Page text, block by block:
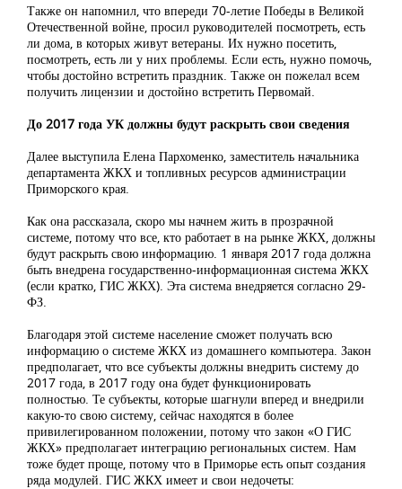
Также он напомнил, что впереди 70-летие Победы в Великой
Отечественной войне, просил руководителей посмотреть, есть
ли дома, в которых живут ветераны. Их нужно посетить,
посмотреть, есть ли у них проблемы. Если есть, нужно помочь,
чтобы достойно встретить праздник. Также он пожелал всем
получить лицензии и достойно встретить Первомай.
До 2017 года УК должны будут раскрыть свои сведения
Далее выступила Елена Пархоменко, заместитель начальника
департамента ЖКХ и топливных ресурсов администрации
Приморского края.
Как она рассказала, скоро мы начнем жить в прозрачной
системе, потому что все, кто работает в на рынке ЖКХ, должны
будут раскрыть свою информацию. 1 января 2017 года должна
быть внедрена государственно-информационная система ЖКХ
(если кратко, ГИС ЖКХ). Эта система внедряется согласно 29-
ФЗ.
Благодаря этой системе население сможет получать всю
информацию о системе ЖКХ из домашнего компьютера. Закон
предполагает, что все субъекты должны внедрить систему до
2017 года, в 2017 году она будет функционировать
полностью. Те субъекты, которые шагнули вперед и внедрили
какую-то свою систему, сейчас находятся в более
привилегированном положении, потому что закон «О ГИС
ЖКХ» предполагает интеграцию региональных систем. Нам
тоже будет проще, потому что в Приморье есть опыт создания
ряда модулей. ГИС ЖКХ имеет и свои недочеты: